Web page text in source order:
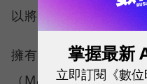
以將每一次投入轉化
擁有 20 年行銷實戰經
（Mars），看見許多
掌握最新
立即訂閱《數